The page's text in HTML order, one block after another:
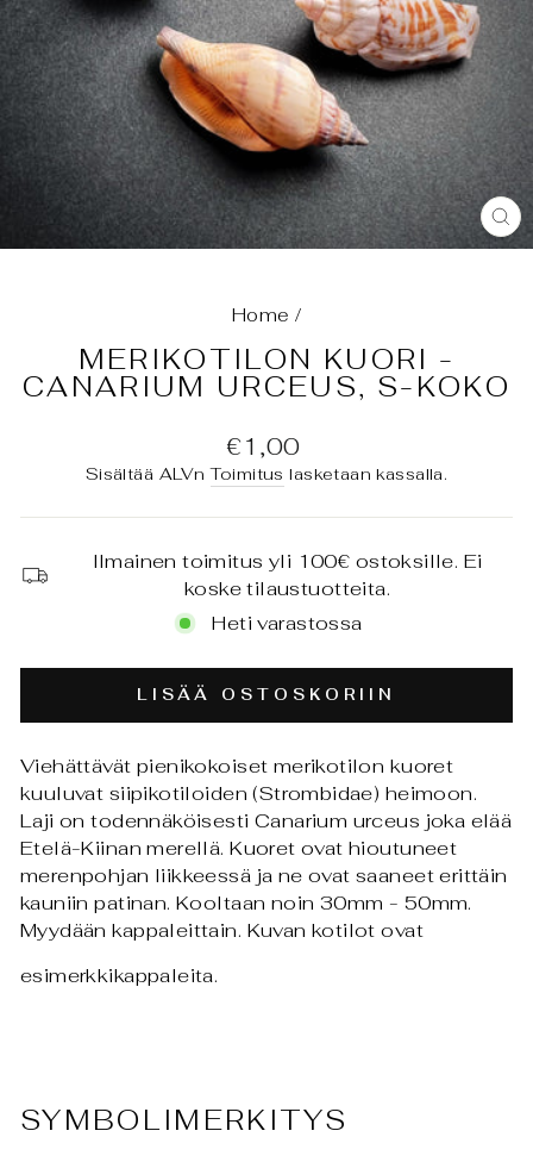
Home /
MERIKOTILON KUORI -
CANARIUM URCEUS, S-KOKO
Normaali
hinta
€1,00
Sisältää ALVnToimitus lasketaan kassalla.
Ilmainen toimitus yli 100€ ostoksille. Ei
koske tilaustuotteita.
Heti varastossa
LISÄÄ OSTOSKORIIN
Viehättävät pienikokoiset merikotilon kuoret
kuuluvat siipikotiloiden (Strombidae) heimoon.
Laji on todennäköisesti Canarium urceus joka elää
Etelä-Kiinan merellä. Kuoret ovat hioutuneet
merenpohjan liikkeessä ja ne ovat saaneet erittäin
kauniin patinan. Kooltaan noin 30mm - 50mm.
Myydään kappaleittain. Kuvan kotilot ovat
esimerkkikappaleita.
SYMBOLIMERKITYS